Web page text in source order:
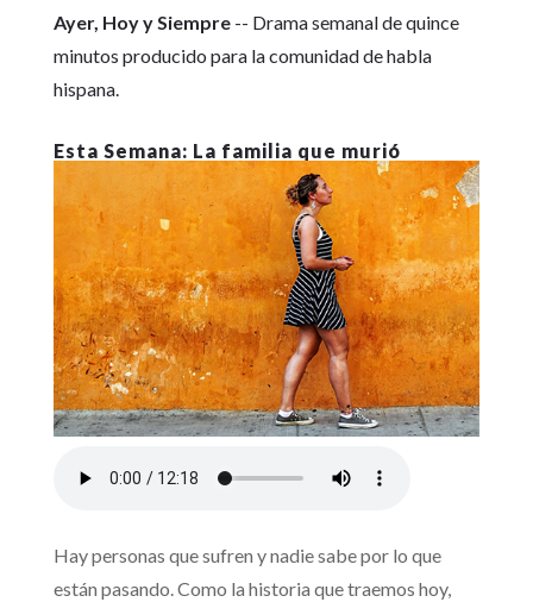
Ayer, Hoy y Siempre-- Drama semanal de quince
minutos producido para la comunidad de habla
hispana.
La familia que murió
Hay personas que sufren y nadie sabe por lo que
están pasando. Como la historia que traemos hoy,